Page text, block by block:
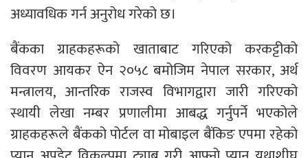
अध्यावधिक गर्न अनुरोध गरेको छ।
बैंकका ग्राहकहरूको खाताबाट गरिएको करकट्टीको
विवरण आयकर ऐन २०५८ बमोजिम नेपाल सरकार, अर्थ
मन्त्रालय, आन्तरिक राजस्व विभागद्वारा जारी गरिएको
स्थायी लेखा नम्बर प्रणालीमा आबद्ध गर्नुपर्ने भएकोले
ग्राहकहरूले बैंकको पोर्टल वा मोबाइल बैंकिङ एपमा रहेको